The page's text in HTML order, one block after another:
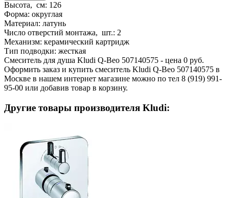
Высота, см: 126
Форма: округлая
Материал: латунь
Число отверстий монтажа, шт.: 2
Механизм: керамический картридж
Тип подводки: жесткая
Смеситель для душа Kludi Q-Beo 507140575 - цена 0 руб.
Оформить заказ и купить смеситель Kludi Q-Beo 507140575 в
Москве в нашем интернет магазине можно по тел 8 (919) 991-
95-00 или добавив товар в корзину.
Другие товары производителя Kludi: